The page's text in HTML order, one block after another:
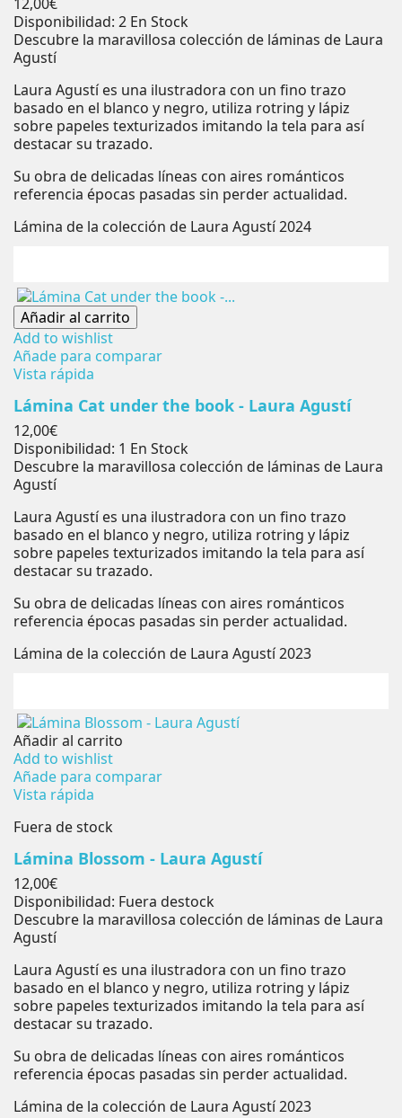
Disponibilidad: 2 En Stock
Descubre la maravillosa colección de láminas de Laura
Agustí
Laura Agustí es una ilustradora con un fino trazo
basado en el blanco y negro, utiliza rotring y lápiz
sobre papeles texturizados imitando la tela para así
destacar su trazado.
Su obra de delicadas líneas con aires románticos
referencia épocas pasadas sin perder actualidad.
Lámina de la colección de Laura Agustí 2024
Añadir al carrito
Add to wishlist
Añade para comparar
Vista rápida
Lámina Cat under the book - Laura Agustí
Precio
12,00€
Disponibilidad: 1 En Stock
Descubre la maravillosa colección de láminas de Laura
Agustí
Laura Agustí es una ilustradora con un fino trazo
basado en el blanco y negro, utiliza rotring y lápiz
sobre papeles texturizados imitando la tela para así
destacar su trazado.
Su obra de delicadas líneas con aires románticos
referencia épocas pasadas sin perder actualidad.
Lámina de la colección de Laura Agustí 2023
Añadir al carrito
Add to wishlist
Añade para comparar
Vista rápida
Fuera de stock
Lámina Blossom - Laura Agustí
Precio
12,00€
Disponibilidad: Fuera destock
Descubre la maravillosa colección de láminas de Laura
Agustí
Laura Agustí es una ilustradora con un fino trazo
basado en el blanco y negro, utiliza rotring y lápiz
sobre papeles texturizados imitando la tela para así
destacar su trazado.
Su obra de delicadas líneas con aires románticos
referencia épocas pasadas sin perder actualidad.
Lámina de la colección de Laura Agustí 2023